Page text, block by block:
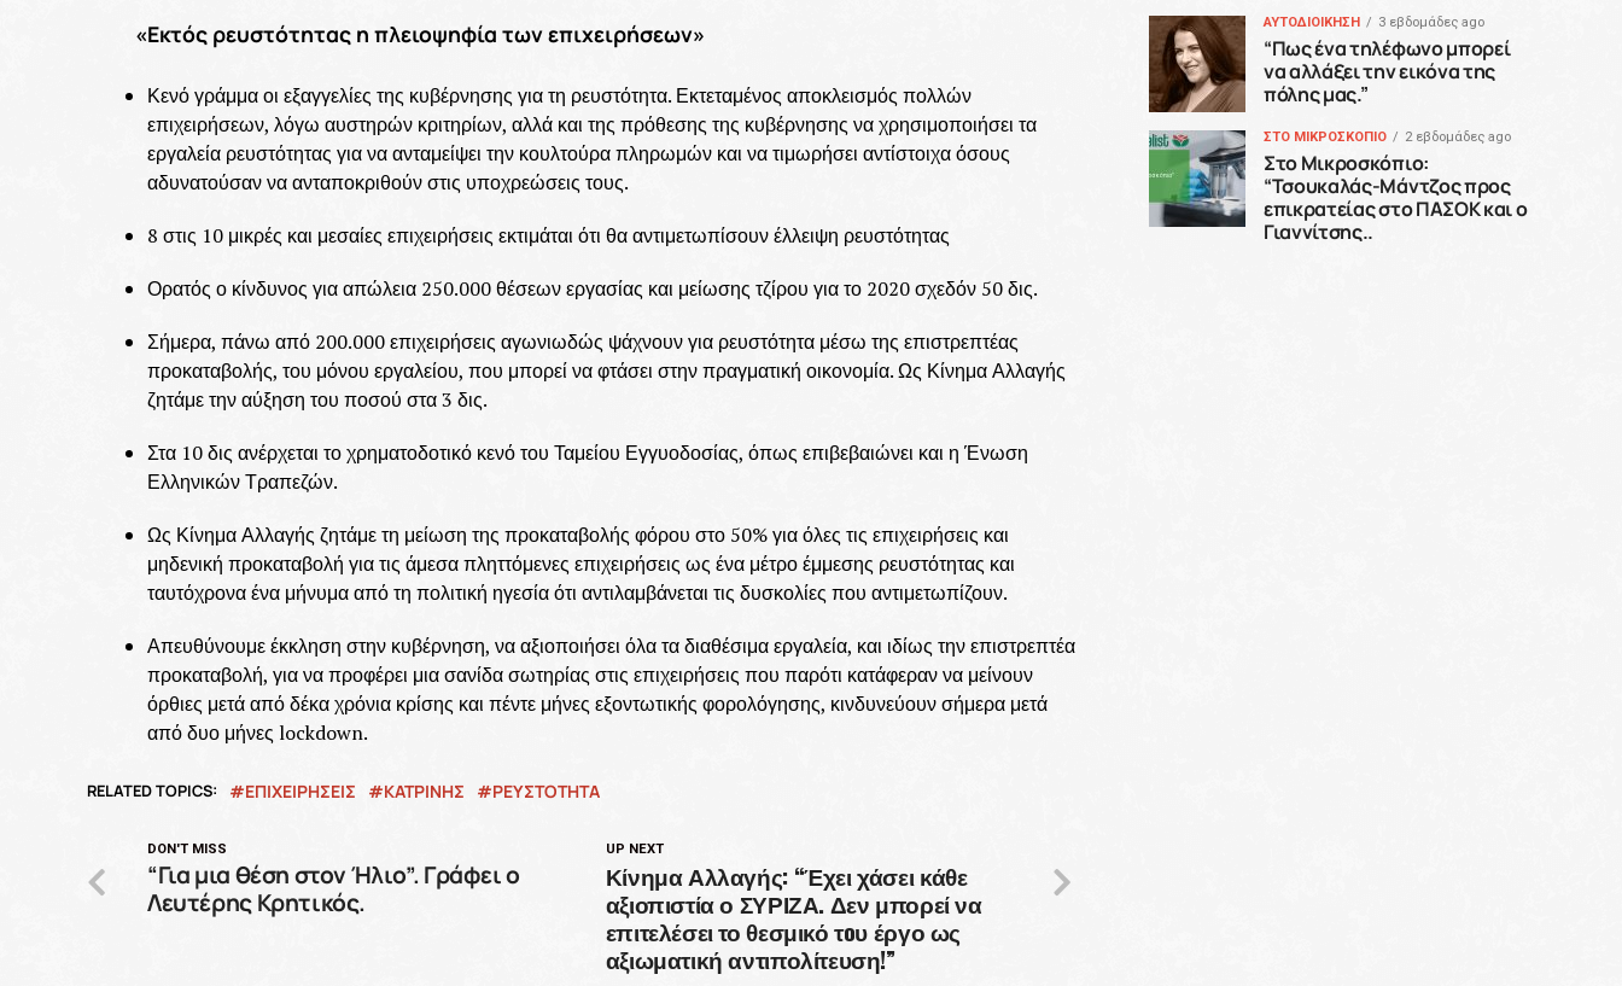
«Εκτός ρευστότητας η πλειοψηφία των επιχειρήσεων»
Κενό γράμμα οι εξαγγελίες της κυβέρνησης για τη ρευστότητα. Εκτεταμένος αποκλεισμός πολλών
επιχειρήσεων, λόγω αυστηρών κριτηρίων, αλλά και της πρόθεσης της κυβέρνησης να χρησιμοποιήσει τα
εργαλεία ρευστότητας για να ανταμείψει την κουλτούρα πληρωμών και να τιμωρήσει αντίστοιχα όσους
αδυνατούσαν να ανταποκριθούν στις υποχρεώσεις τους.
8 στις 10 μικρές και μεσαίες επιχειρήσεις εκτιμάται ότι θα αντιμετωπίσουν έλλειψη ρευστότητας
Ορατός ο κίνδυνος για απώλεια 250.000 θέσεων εργασίας και μείωσης τζίρου για το 2020 σχεδόν 50 δις.
Σήμερα, πάνω από 200.000 επιχειρήσεις αγωνιωδώς ψάχνουν για ρευστότητα μέσω της επιστρεπτέας
προκαταβολής, του μόνου εργαλείου, που μπορεί να φτάσει στην πραγματική οικονομία. Ως Κίνημα Αλλαγής
ζητάμε την αύξηση του ποσού στα 3 δις.
Στα 10 δις ανέρχεται το χρηματοδοτικό κενό του Ταμείου Εγγυοδοσίας, όπως επιβεβαιώνει και η Ένωση
Ελληνικών Τραπεζών.
Ως Κίνημα Αλλαγής ζητάμε τη μείωση της προκαταβολής φόρου στο 50% για όλες τις επιχειρήσεις και
μηδενική προκαταβολή για τις άμεσα πληττόμενες επιχειρήσεις ως ένα μέτρο έμμεσης ρευστότητας και
ταυτόχρονα ένα μήνυμα από τη πολιτική ηγεσία ότι αντιλαμβάνεται τις δυσκολίες που αντιμετωπίζουν.
Απευθύνουμε έκκληση στην κυβέρνηση, να αξιοποιήσει όλα τα διαθέσιμα εργαλεία, και ιδίως την επιστρεπτέα
προκαταβολή, για να προφέρει μια σανίδα σωτηρίας στις επιχειρήσεις που παρότι κατάφεραν να μείνουν
όρθιες μετά από δέκα χρόνια κρίσης και πέντε μήνες εξοντωτικής φορολόγησης, κινδυνεύουν σήμερα μετά
από δυο μήνες lockdown.
RELATED TOPICS: ΕΠΙΧΕΙΡΗΣΕΙΣ ΚΑΤΡΙΝΗΣ ΡΕΥΣΤΟΤΗΤΑ
UP NEXT
Κίνημα Αλλαγής: “Έχει χάσει κάθε
αξιοπιστία ο ΣΥΡΙΖΑ. Δεν μπορεί να
επιτελέσει το θεσμικό τoυ έργο ως
αξιωματική αντιπολίτευση!”
DON'T MISS
“Για μια θέση στον Ήλιο”. Γράφει ο
Λευτέρης Κρητικός.
ΑΥΤΟΔΙΟΙΚΗΣΗ 3 εβδομάδες ago
“Πως ένα τηλέφωνο μπορεί
να αλλάξει την εικόνα της
πόλης μας.”
ΣΤΟ ΜΙΚΡΟΣΚΟΠΙΟ 2 εβδομάδες ago
Στο Μικροσκόπιο:
“Τσουκαλάς-Μάντζος προς
επικρατείας στο ΠΑΣΟΚ και ο
Γιαννίτσης..